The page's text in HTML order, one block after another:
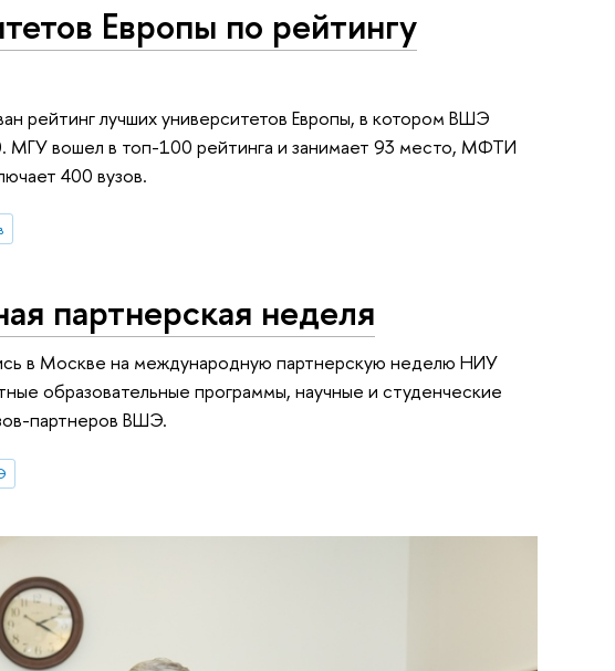
Европы по рейтингу
рейтинг лучших университетов Европы, в котором ВШЭ
вошел в топ-100 рейтинга и занимает 93 место, МФТИ
400 вузов.
партнерская неделя
в Москве на международную партнерскую неделю НИУ
образовательные программы, научные и студенческие
партнеров ВШЭ.